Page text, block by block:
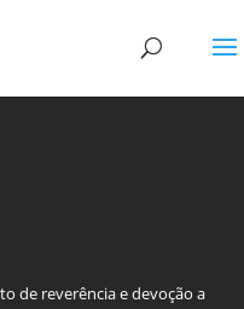
de reverência e devoção a